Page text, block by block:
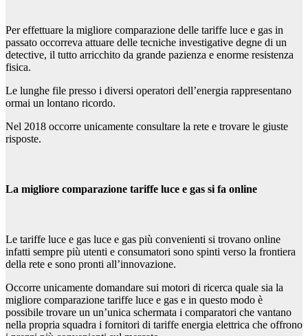
Per effettuare la migliore comparazione delle tariffe luce e gas in
passato occorreva attuare delle tecniche investigative degne di un
detective, il tutto arricchito da grande pazienza e enorme resistenza
fisica.
Le lunghe file presso i diversi operatori dell’energia rappresentano
ormai un lontano ricordo.
Nel 2018 occorre unicamente consultare la rete e trovare le giuste
risposte.
La migliore comparazione tariffe luce e gas si fa online
Le tariffe luce e gas luce e gas più convenienti si trovano online
infatti sempre più utenti e consumatori sono spinti verso la frontiera
della rete e sono pronti all’innovazione.
Occorre unicamente domandare sui motori di ricerca quale sia la
migliore comparazione tariffe luce e gas e in questo modo è
possibile trovare un un’unica schermata i comparatori che vantano
nella propria squadra i fornitori di tariffe energia elettrica che offrono